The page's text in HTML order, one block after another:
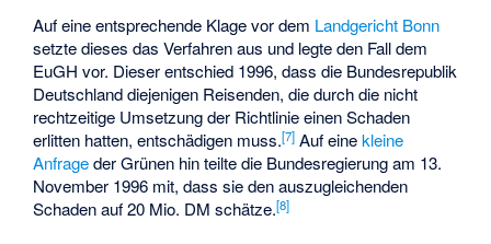
Auf eine entsprechende Klage vor dem Landgericht Bonn
setzte dieses das Verfahren aus und legte den Fall dem
EuGH vor. Dieser entschied 1996, dass die Bundesrepublik
Deutschland diejenigen Reisenden, die durch die nicht
rechtzeitige Umsetzung der Richtlinie einen Schaden
erlitten hatten, entschädigen muss.[7] Auf einekleine
Anfrageder Grünen hin teilte die Bundesregierung am 13.
November 1996 mit, dass sie den auszugleichenden
Schaden auf 20 Mio. DM schätze.[8]